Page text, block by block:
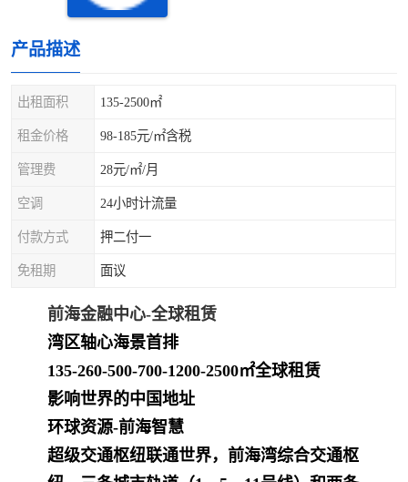
产品描述
出租面积 135-2500㎡
租金价格 98-185元/㎡含税
管理费 28元/㎡/月
空调 24小时计流量
付款方式 押二付一
免租期 面议
前海金融中心-全球租赁
湾区轴心海景首排
135-260-500-700-1200-2500㎡全球租赁
影响世界的中国地址
环球资源-前海智慧
超级交通枢纽联通世界，前海湾综合交通枢
宝安西乡
龙华观澜